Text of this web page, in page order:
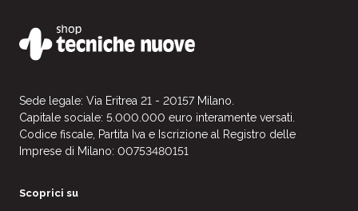
Sede legale: Via Eritrea 21 - 20157 Milano.
Capitale sociale: 5.000.000 euro interamente versati.
Codice fiscale, Partita Iva e Iscrizione al Registro delle
Imprese di Milano: 00753480151
Scoprici su